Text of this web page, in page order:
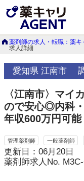
薬剤師の求人・転職：薬キ
求人詳細
愛知県 江南市
〈江南市〉マイ
ので安心◎内科
年収600万円可能
管理薬剤師 一般薬剤師
更新日：06月20日
薬剤師求人No.